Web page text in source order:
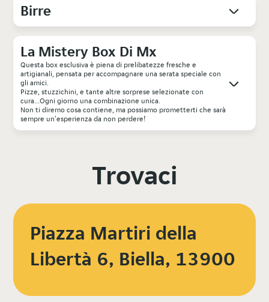
Birre
La Mistery Box Di Mx
Questa box esclusiva è piena di prelibatezze fresche e
artigianali, pensata per accompagnare una serata speciale con
gli amici.
Pizze, stuzzichini, e tante altre sorprese selezionate con
cura...Ogni giorno una combinazione unica.
Non ti diremo cosa contiene, ma possiamo prometterti che sarà
sempre un'esperienza da non perdere!
Trovaci
Piazza Martiri della
Libertà 6, Biella, 13900